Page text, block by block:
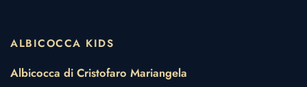
ALBICOCCA KIDS
Albicocca di Cristofaro Mariangela